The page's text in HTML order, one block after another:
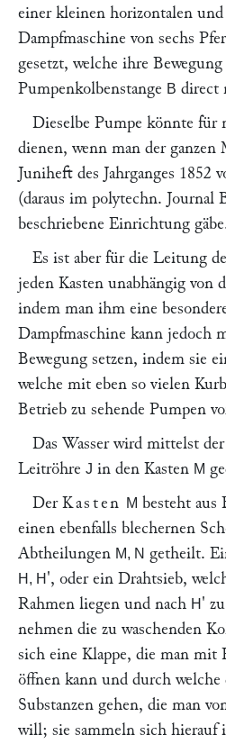
einer kleinen horizontalen und
Dampfmaschine von sechs
gesetzt, welche ihre Bewegung
Pumpenkolbenstange B direct
Dieselbe Pumpe könnte für
dienen, wenn man der ganzen
Juniheft des Jahrganges 1852
(daraus im polytechn. Journal
beschriebene Einrichtung
Es ist aber für die Leitung
jeden Kasten unabhängig von
indem man ihm eine
Dampfmaschine kann jedoch
Bewegung setzen, indem sie
welche mit eben so vielen
Betrieb zu sehende Pumpen
Das Wasser wird mittelst
Leitröhre J in den Kasten M
Der Kasten M besteht aus
einen ebenfalls blechernen
Abtheilungen M, N getheilt.
H, H ', oder ein Drahtsieb,
Rahmen liegen und nach H '
nehmen die zu waschenden
sich eine Klappe, die man mit
öffnen kann und durch welche
Substanzen gehen, die man
will; sie sammeln sich hierauf